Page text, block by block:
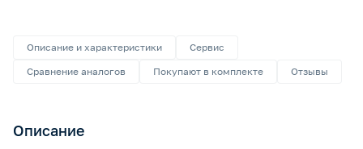
Описание и характеристики
Сервис
Сравнение аналогов
Покупают в комплекте Отзывы
Описание